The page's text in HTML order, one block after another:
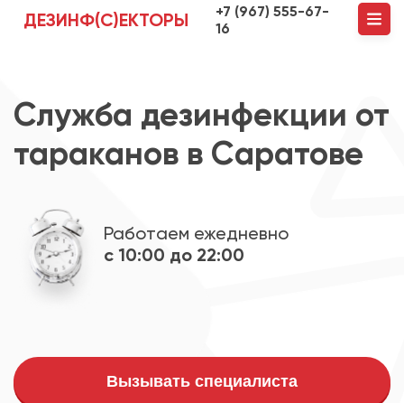
ДЕЗИНФ(С)ЕКТОРЫ
+7 (967) 555-67-
16
Служба дезинфекции от
тараканов в Саратове
Работаем ежедневно
с 10:00 до 22:00
Вызывать специалиста